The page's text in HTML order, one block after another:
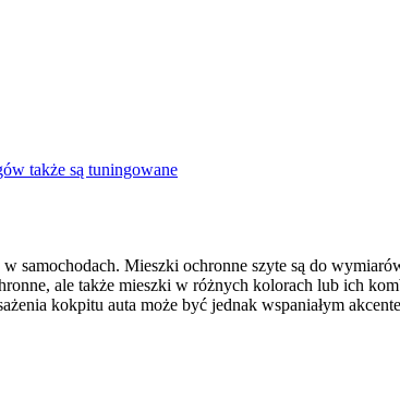
także są tuningowane
samochodach. Mieszki ochronne szyte są do
ale także mieszki w różnych kolorach lub ich
kokpitu auta może być jednak wspaniałym